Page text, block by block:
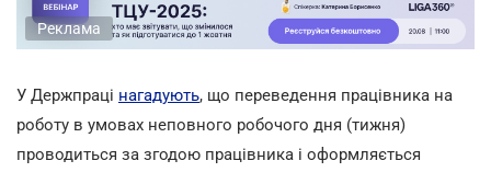
Реклама
У Держпраці нагадують, що переведення працівника на
роботу в умовах неповного робочого дня (тижня)
проводиться за згодою працівника і оформляється